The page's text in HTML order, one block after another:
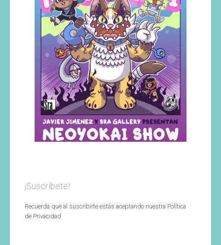
¡Suscríbete!
Recuerda que al suscribirte estás aceptando nuestra Política
de Privacidad